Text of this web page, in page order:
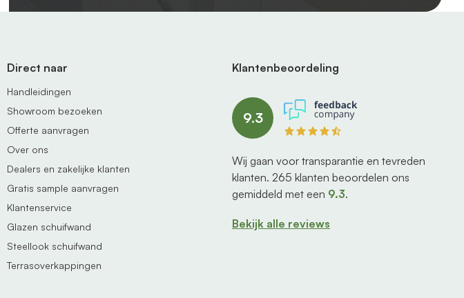
Direct naar
Handleidingen
Showroom bezoeken
Offerte aanvragen
Over ons
Dealers en zakelijke klanten
Gratis sample aanvragen
Klantenservice
Glazen schuifwand
Steellook schuifwand
Terrasoverkappingen
Klantenbeoordeling
9.3
Wij gaan voor transparantie en tevreden
klanten. 265 klanten beoordelen ons
gemiddeld met een 9.3.
Bekijk alle reviews